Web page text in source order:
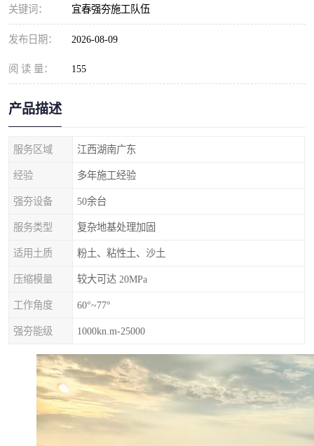
关键词： 宜春强夯施工队伍
发布日期： 2026-08-09
阅 读 量： 155
产品描述
服务区域 江西湖南广东
经验 多年施工经验
强夯设备 50余台
服务类型 复杂地基处理加固
适用土质 粉土、粘性土、沙土
压缩模量 较大可达 20MPa
工作角度 60°~77°
强夯能级 1000kn.m-25000